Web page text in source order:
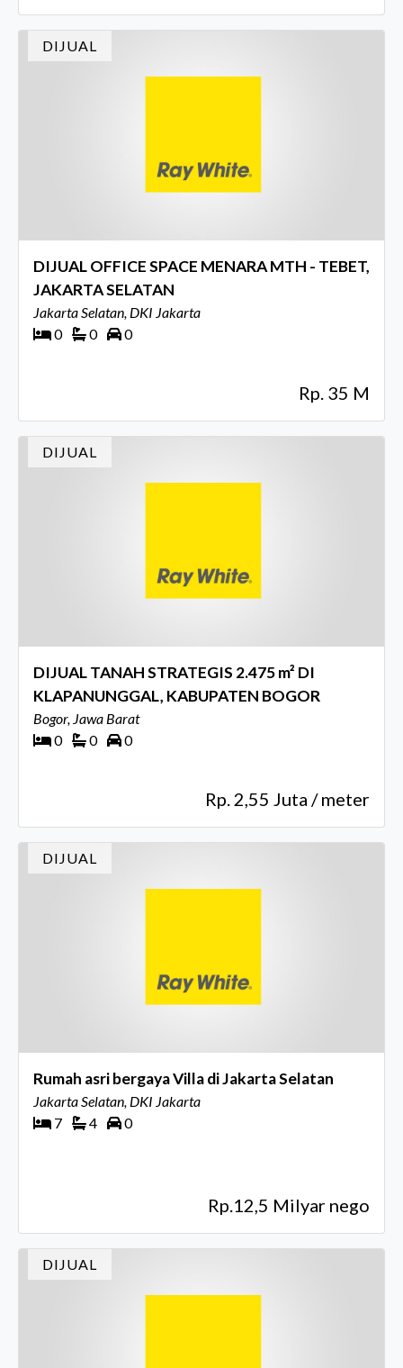
DIJUAL
DIJUAL OFFICE SPACE MENARA MTH - TEBET,
JAKARTA SELATAN
Jakarta Selatan, DKI Jakarta
0
0 0
Rp. 35 M
DIJUAL
DIJUAL TANAH STRATEGIS 2.475 m² DI
KLAPANUNGGAL, KABUPATEN BOGOR
Bogor, Jawa Barat
0
0 0
Rp. 2,55 Juta / meter
DIJUAL
Rumah asri bergaya Villa di Jakarta Selatan
Jakarta Selatan, DKI Jakarta
7
4 0
Rp.12,5 Milyar nego
DIJUAL